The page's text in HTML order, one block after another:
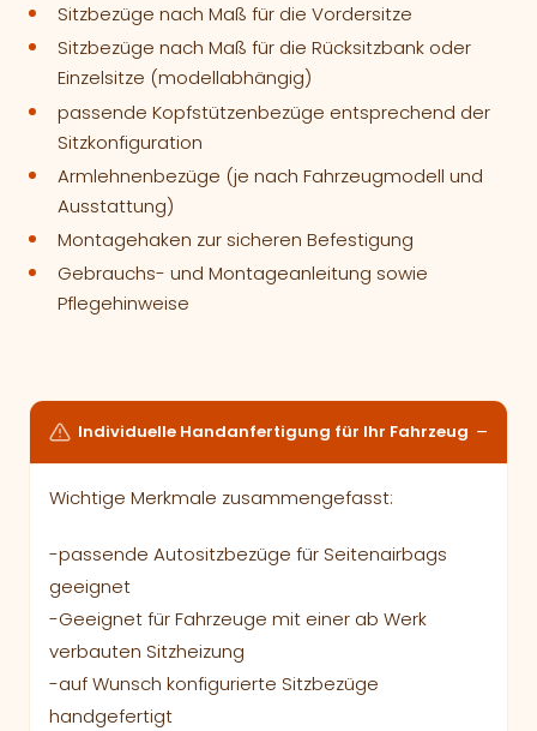
Sitzbezüge nach Maß für die Vordersitze
Sitzbezüge nach Maß für die Rücksitzbank oder
Einzelsitze (modellabhängig)
passende Kopfstützenbezüge entsprechend der
Sitzkonfiguration
Armlehnenbezüge (je nach Fahrzeugmodell und
Ausstattung)
Montagehaken zur sicheren Befestigung
Gebrauchs- und Montageanleitung sowie
Pflegehinweise
Individuelle Handanfertigung für Ihr Fahrzeug
Wichtige Merkmale zusammengefasst:
-passende Autositzbezüge für Seitenairbags
geeignet
-Geeignet für Fahrzeuge mit einer ab Werk
verbauten Sitzheizung
-auf Wunsch konfigurierte Sitzbezüge
handgefertigt